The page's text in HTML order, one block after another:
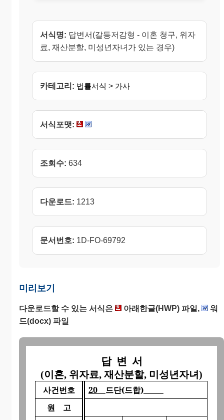
서식명: 답변서(갈등저감형 - 이혼 청구, 위자
료, 재산분할, 미성년자녀가 있는 경우)
카테고리: 법률서식 > 가사
서식포맷:
조회수: 634
다운로드: 1213
문서번호: 1D-FO-69792
미리보기
다운로드할 수 있는 서식은 아래한글(HWP) 파일,
워
드(docx) 파일
답 변 서
(이혼, 위자료, 재산분할, 미성년자녀)
사건번호
20 드단(드합)
원
고